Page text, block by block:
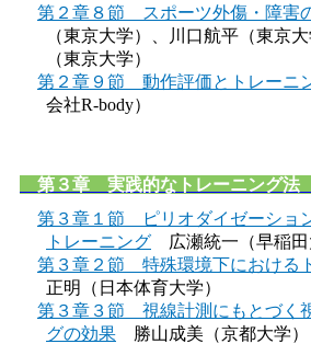
第２章８節 スポーツ外傷・障害
（東京大学）、川口航平（東京
（東京大学）
第２章９節 動作評価とトレーニ
会社R-body）
第３章 実践的なトレーニング法
第３章１節 ピリオダイゼーショ
トレーニング 広瀬統一（早稲田
第３章２節 特殊環境下における
正明（日本体育大学）
第３章３節 視線計測にもとづく
グの効果 勝山成美（京都大学）